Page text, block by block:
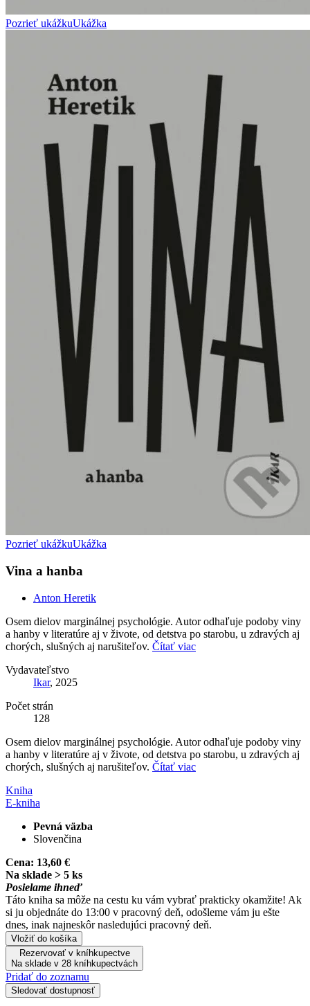
Pozrieť ukážkuUkážka
Pozrieť ukážkuUkážka
Vina a hanba
Anton Heretik
Osem dielov marginálnej psychológie. Autor odhaľuje podoby viny
a hanby v literatúre aj v živote, od detstva po starobu, u zdravých aj
chorých, slušných aj narušiteľov. Čítať viac
Vydavateľstvo
Ikar, 2025
Počet strán
128
Osem dielov marginálnej psychológie. Autor odhaľuje podoby viny
a hanby v literatúre aj v živote, od detstva po starobu, u zdravých aj
chorých, slušných aj narušiteľov. Čítať viac
Kniha
E-kniha
Pevná väzba
Slovenčina
Cena: 13,60 €
Na sklade > 5 ks
Posielame ihneď
Táto kniha sa môže na cestu ku vám vybrať prakticky okamžite! Ak
si ju objednáte do 13:00 v pracovný deň, odošleme vám ju ešte
dnes, inak najneskôr nasledujúci pracovný deň.
Vložiť do košíka
Rezervovať v kníhkupectve
Na sklade v 28 kníhkupectvách
Pridať do zoznamu
Sledovať dostupnosť